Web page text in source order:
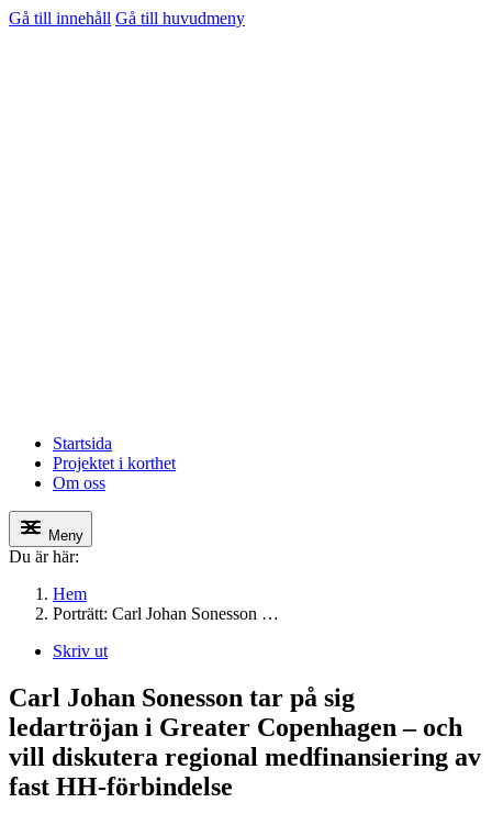
Gå till innehåll Gå till huvudmeny
Startsida
Projektet i korthet
Om oss
Meny
Du är här:
Hem
Porträtt: Carl Johan Sonesson …
Skriv ut
Carl Johan Sonesson tar på sig
ledartröjan i Greater Copenhagen – och
vill diskutera regional medfinansiering av
fast HH-förbindelse